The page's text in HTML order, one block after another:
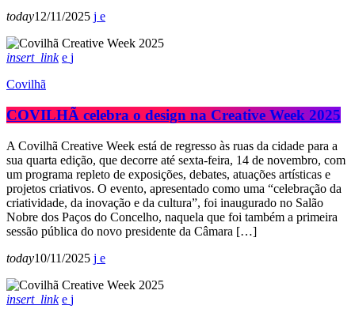
today12/11/2025
insert_link
Covilhã
COVILHÃ celebra o design na Creative Week 2025
A Covilhã Creative Week está de regresso às ruas da cidade para a
sua quarta edição, que decorre até sexta-feira, 14 de novembro, com
um programa repleto de exposições, debates, atuações artísticas e
projetos criativos. O evento, apresentado como uma “celebração da
criatividade, da inovação e da cultura”, foi inaugurado no Salão
Nobre dos Paços do Concelho, naquela que foi também a primeira
sessão pública do novo presidente da Câmara […]
today10/11/2025
insert_link